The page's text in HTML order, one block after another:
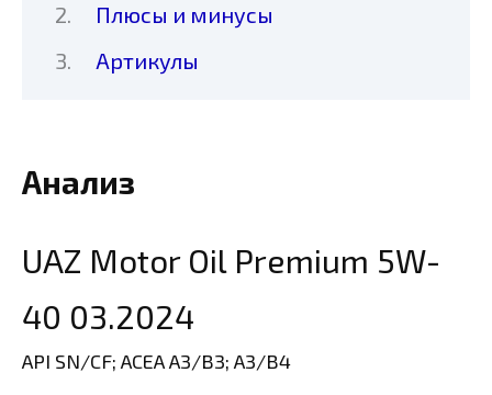
Плюсы и минусы
Артикулы
Анализ
UAZ Motor Oil Premium 5W-
40 03.2024
API SN/CF; ACEA A3/B3; A3/B4